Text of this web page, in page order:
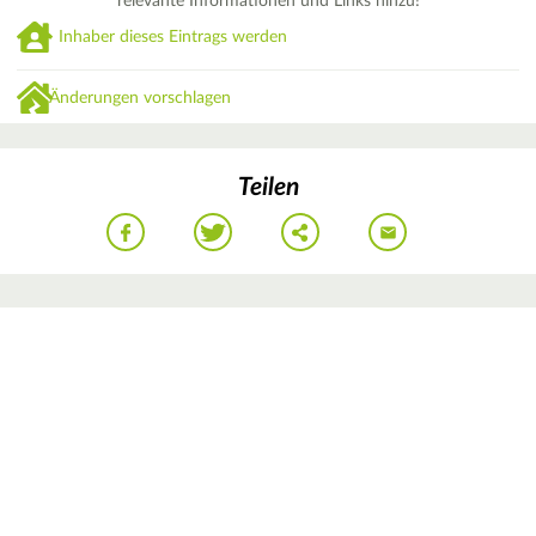
Inhaber dieses Eintrags werden
Änderungen vorschlagen
Teilen